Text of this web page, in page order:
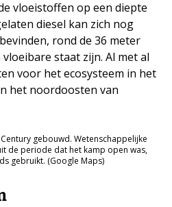
vloeistoffen op een diepte
diesel kan zich nog
rond de 36 meter
staat zijn. Al met al
voor het ecosysteem in het
het noordoosten van
gebouwd. Wetenschappelijke
de periode dat het kamp open was,
gebruikt. (Google Maps)